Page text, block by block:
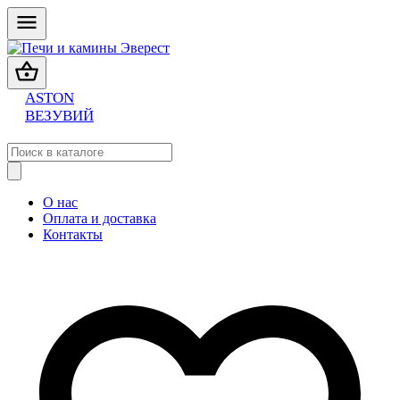
ASTON
ВЕЗУВИЙ
О нас
Оплата и доставка
Контакты